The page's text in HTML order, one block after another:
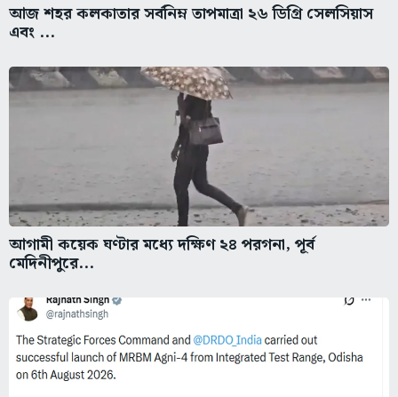
আজ শহর কলকাতার সর্বনিম্ন তাপমাত্রা ২৬ ডিগ্রি সেলসিয়াস
এবং ...
আগামী কয়েক ঘণ্টার মধ্যে দক্ষিণ ২৪ পরগনা, পূর্ব
মেদিনীপুরে...